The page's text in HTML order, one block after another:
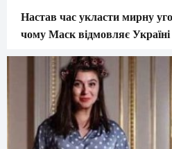
Настав час укласти мирну
чому Маск відмовляє